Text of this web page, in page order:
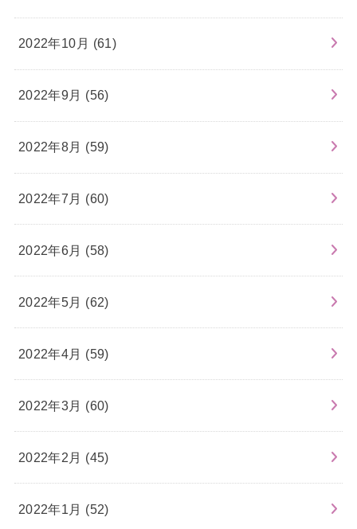
2022年10月 (61)
2022年9月 (56)
2022年8月 (59)
2022年7月 (60)
2022年6月 (58)
2022年5月 (62)
2022年4月 (59)
2022年3月 (60)
2022年2月 (45)
2022年1月 (52)